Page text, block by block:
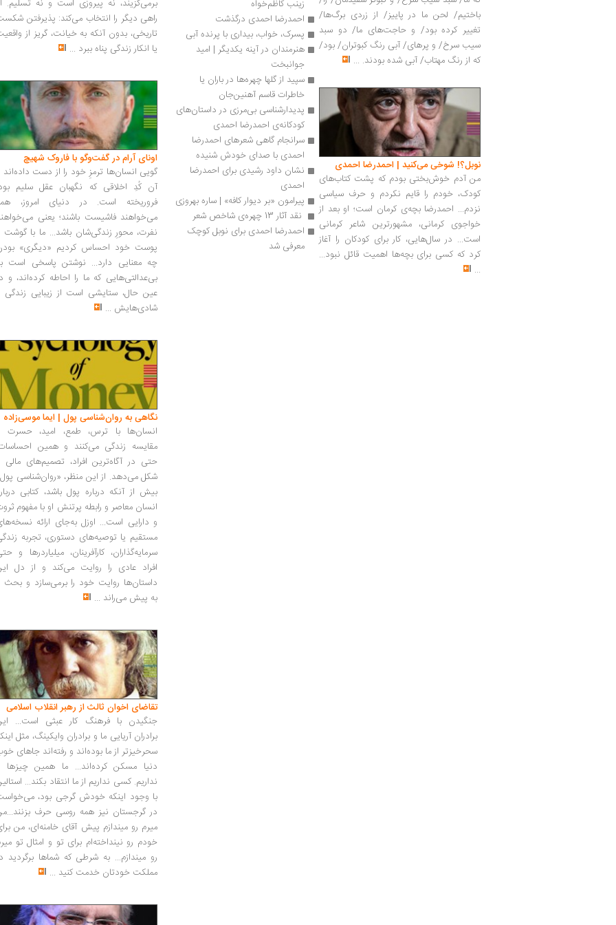
باختیم/ لحن ما در پاییز/ از زردی برگ‌ها/
تغییر کرده بود/ و حاجت‌های ما/ دو سبد
سیب سرخ/ و پرهای/ آبی رنگ کبوتران/ بود/
که از رنگ مهتاب/ آبی شده بودند. ...
نوبل؟! شوخی می‌کنید | احمدرضا احمدی
من آدم خوش‌بختی بودم که پشت کتاب‌های
کودک، خودم را قایم نکردم و حرف سیاسی
نزدم... احمدرضا بچه‌ی کرمان است؛ او بعد از
خواجوی کرمانی، مشهورترین شاعر کرمانی
است... در سال‌هایی، کار برای کودکان را آغاز
کرد که کسی برای بچه‌ها اهمیت قائل نبود...
...
زینب کاظم‌خواه
احمدرضا احمدی درگذشت
پسرک، خواب، بیداری با پرنده آبی
جوانبخت
خاطرات قاسم آهنین‌جان
کودکانه‌ی احمدرضا احمدی
می‌شود
احمدی
پیرامون «بر دیوار کافه» | ساره بهروزی
نقد آثار 13 چهره‌ی شاخص شعر
معرفی شد
برمی‌گزیند، نه پیروزی است و نه تسلیم.
راهی دیگر را انتخاب می‌کند: پذیرفتن
تاریخی، بدون آنکه به خیانت، گریز از
یا انکار زندگی پناه ببرد ...
اونای آرام در گفت‌وگو با فاروک شهیچ‭
گویی انسان‌ها ترمزِ خود را از دست داده‌اند
آن کُدِ اخلاقی که نگهبان عقل سلیم
فروریخته است. در دنیای امروز،
می‌خواهند فاشیست باشند؛ یعنی
نفرت، محورِ زندگی‌شان باشد... ما با گوشت
پوست خود احساس کردیم «دیگری»
چه معنایی دارد... نوشتن پاسخی است
بی‌عدالتی‌هایی که ما را احاطه کرده‌اند، و
عین حال، ستایشی است از زیبایی زندگی
شادی‌هایش ...
نگاهی به روان‌شناسی پول | ایما موسی‌زاده
انسان‌ها با ترس، طمع، امید، حسرت
مقایسه زندگی می‌کنند و همین
حتی در آگاه‌ترین افراد، تصمیم‌های مالی
شکل می‌دهد. از این منظر، «روان‌شناسی
بیش از آنکه درباره پول باشد، کتابی
انسان معاصر و رابطه پرتنش او با مفهوم
و دارایی است... اوزل به‌جای ارائه
مستقیم یا توصیه‌های دستوری، تجربه
سرمایه‌گذاران، کارآفرینان، میلیاردرها و
افراد عادی را روایت می‌کند و از دل
داستان‌ها روایت خود را برمی‌سازد و بحث
به پیش می‌راند ...
تقاضای اخوان ثالث از رهبر انقلاب اسلامی
جنگیدن با فرهنگ کار عبثی است...
برادران آریایی ما و برادران وایکینگ، مثل
سحرخیزتر از ما بوده‌اند و رفته‌اند جاهای
دنیا مسکن کرده‌اند... ما همین چیزها
نداریم. کسی نداریم از ما انتقاد بکند...
با وجود اینکه خودش گرجی بود،
در گرجستان نیز همه روسی حرف
میرم رو میندازم پیش آقای خامنه‌ای، من
خودم رو نینداخته‌ام برای تو و امثال تو
رو میندازم... به شرطی که شماها برگردید
مملکت خودتان خدمت کنید ...